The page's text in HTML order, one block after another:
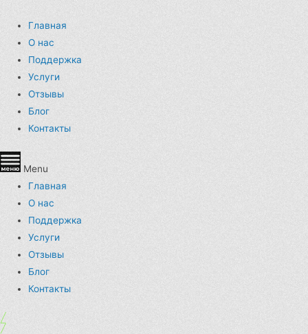
Главная
О нас
Поддержка
Услуги
Отзывы
Блог
Контакты
Menu
Главная
О нас
Поддержка
Услуги
Отзывы
Блог
Контакты